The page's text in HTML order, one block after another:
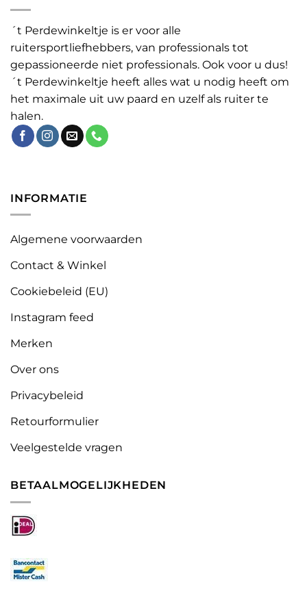
´t Perdewinkeltje is er voor alle
ruitersportliefhebbers, van professionals tot
gepassioneerde niet professionals. Ook voor u dus!
´t Perdewinkeltje heeft alles wat u nodig heeft om
het maximale uit uw paard en uzelf als ruiter te
halen.
INFORMATIE
Algemene voorwaarden
Contact & Winkel
Cookiebeleid (EU)
Instagram feed
Merken
Over ons
Privacybeleid
Retourformulier
Veelgestelde vragen
BETAALMOGELIJKHEDEN